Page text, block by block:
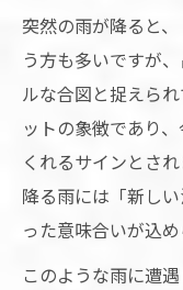
突然の雨が降ると
う方も多いですが
ルな合図と捉えら
ットの象徴であり
くれるサインとさ
降る雨には「新し
った意味合いが込
このような雨に遭